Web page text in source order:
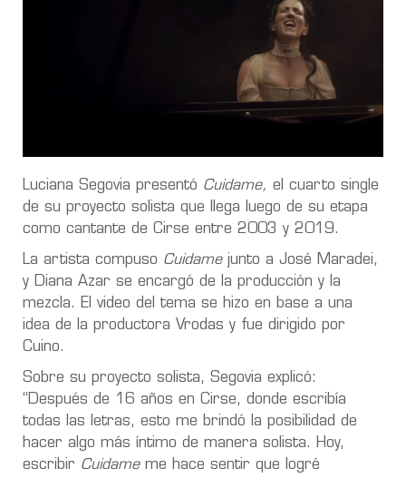
Luciana Segovia presentó Cuidame, el cuarto single
de su proyecto solista que llega luego de su etapa
como cantante de Cirse entre 2003 y 2019.
La artista compuso Cuidamejunto a José Maradei,
y Diana Azar se encargó de la producción y la
mezcla. El video del tema se hizo en base a una
idea de la productora Vrodas y fue dirigido por
Cuino.
Sobre su proyecto solista, Segovia explicó:
“Después de 16 años en Cirse, donde escribía
todas las letras, esto me brindó la posibilidad de
hacer algo más íntimo de manera solista. Hoy,
escribir Cuidameme hace sentir que logré